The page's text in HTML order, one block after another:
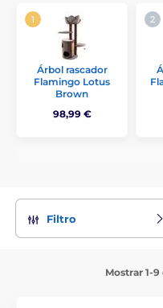
Árbol rascador
Flamingo Lotus
Brown
98,99 €
Filtro
Mostrar 1-